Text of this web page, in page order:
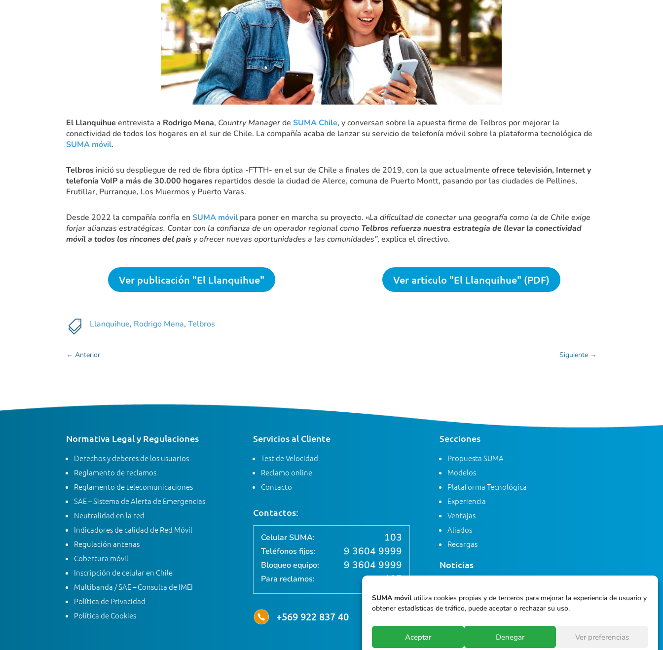
SUMA móvilutiliza cookies propias y de terceros para mejorar la experiencia de usuario y
obtener estadísticas de tráfico, puede aceptar o rechazar su uso.
Aceptar Denegar Ver preferencias
El Llanquihue entrevista a Rodrigo Mena, Country ManagerdeSUMA Chile, y conversan sobre la apuesta firme de Telbros por mejorar la
conectividad de todos los hogares en el sur de Chile. La compañía acaba de lanzar su servicio de telefonía móvil sobre la plataforma tecnológica de
SUMA móvil.
Telbros inició su despliegue de red de fibra óptica -FTTH- en el sur de Chile a finales de 2019, con la que actualmenteofrece televisión, Internet y
telefonía VoIP a más de 30.000 hogares repartidos desde la ciudad de Alerce, comuna de Puerto Montt, pasando por las ciudades de Pellines,
Frutillar, Purranque, Los Muermos y Puerto Varas.
Desde 2022 la compañía confía enSUMA móvil para poner en marcha su proyecto. «La dificultad de conectar una geografía como la de Chile exige
forjar alianzas estratégicas. Contar con la confianza de un operador regional como Telbros refuerza nuestra estrategia de llevar la conectividad
móvil a todos los rincones del país y ofrecer nuevas oportunidades a las comunidades”, explica el directivo.
Ver publicación "El Llanquihue" Ver artículo "El Llanquihue" (PDF)
 Llanquihue, Rodrigo Mena, Telbros
←Anterior Siguiente→
Normativa Legal y Regulaciones
Derechos y deberes de los usuarios
Reglamento de reclamos
Reglamento de telecomunicaciones
SAE – Sistema de Alerta de Emergencias
Neutralidad en la red
Indicadores de calidad de Red Móvil
Regulación antenas
Cobertura móvil
Inscripción de celular en Chile
Multibanda / SAE – Consulta de IMEI
Política de Privacidad
Política de Cookies
Servicios al Cliente
Test de Velocidad
Reclamo online
Contacto
Contactos:
Celular SUMA: 103
Teléfonos fijos: 9 3604 9999
Bloqueo equipo: 9 3604 9999
Para reclamos: 105
+569 922 837 40
Secciones
Propuesta SUMA
Modelos
Plataforma Tecnológica
Experiencia
Ventajas
Aliados
Recargas
Noticias
Blog